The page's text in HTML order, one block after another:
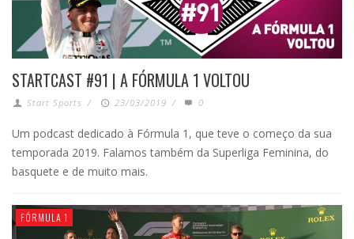
STARTCAST #91 | A FÓRMULA 1 VOLTOU
Start Sports / 23/03/2019 / 0
Um podcast dedicado à Fórmula 1, que teve o começo da sua
temporada 2019. Falamos também da Superliga Feminina, do
basquete e de muito mais.
FÓRMULA 1